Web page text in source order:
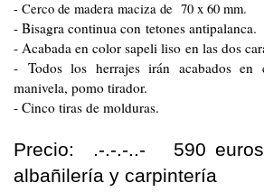
- Cerco de madera maciza de 70 x 60 mm.
- Bisagra continua con tetones antipalanca.
- Acabada en color sapeli liso en las dos
- Todos los herrajes irán acabados en
manivela, pomo tirador.
- Cinco tiras de molduras.
Precio: .-.-.-..- 590 euros
albañilería y carpintería